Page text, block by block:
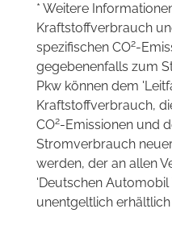
* Weitere
Kraftstoffverbrauch
spezifischen CO2-
gegebenenfalls zum
Pkw können dem
Kraftstoffverbrauch,
CO2-Emissionen und
Stromverbrauch
werden, der an allen
'Deutschen Automobil
unentgeltlich